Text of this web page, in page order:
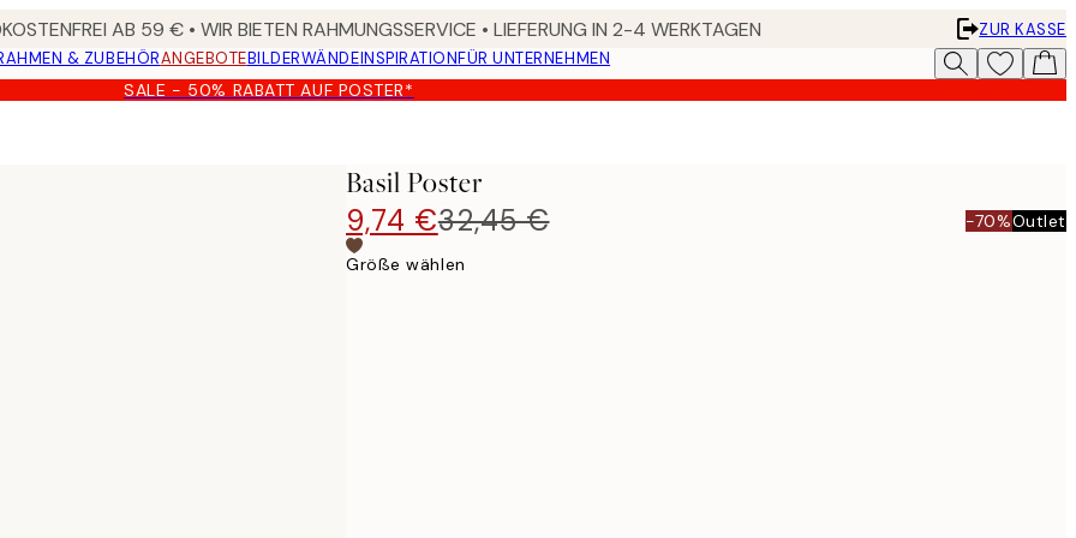
AB 59 € • WIR BIETEN RAHMUNGSSERVICE • LIEFERUNG IN 2-4 WERKTAGEN
ZUR KASSE
& ZUBEHÖRANGEBOTEBILDERWÄNDEINSPIRATIONFÜR UNTERNEHMEN
SALE - 50% RABATT AUF POSTER*
Basil Poster
9,74 €32,45 € -70%Outlet
Größe wählen